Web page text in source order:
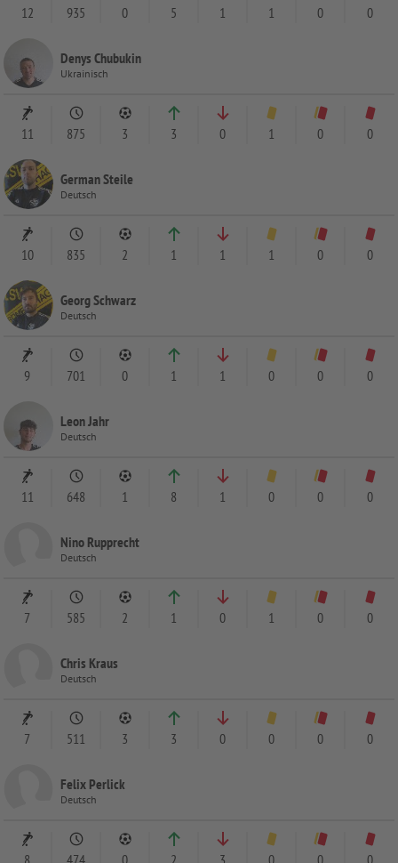
12 935 0 5 1 1 0 0
Denys Chubukin
Ukrainisch
11 875 3 3 0 1 0 0
German Steile
Deutsch
10 835 2 1 1 1 0 0
Georg Schwarz
Deutsch
9 701 0 1 1 0 0 0
Leon Jahr
Deutsch
11 648 1 8 1 0 0 0
Nino Rupprecht
Deutsch
7 585 2 1 0 1 0 0
Chris Kraus
Deutsch
7 511 3 3 0 0 0 0
Felix Perlick
Deutsch
8 474 0 2 3 0 0 0